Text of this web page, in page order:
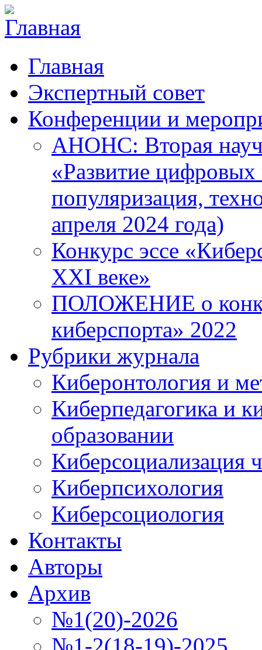
Главная
Экспертный совет
Конференции и
АНОНС: Вторая
«Развитие цифровых
популяризация,
апреля 2024 года)
Конкурс эссе
XXI веке»
ПОЛОЖЕНИЕ о
киберспорта» 2022
Рубрики журнала
Киберонтология и
Киберпедагогика и
образовании
Киберсоциализация
Киберпсихология
Киберсоциология
Контакты
Авторы
Архив
№1(20)-2026